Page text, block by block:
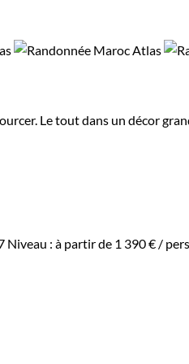
Le tout dans un décor
Niveau : à partir de 1 390 € /